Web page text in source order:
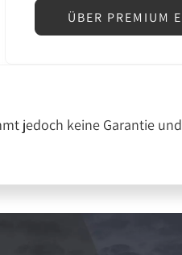
ÜBER PREMIUM
jedoch keine Garantie